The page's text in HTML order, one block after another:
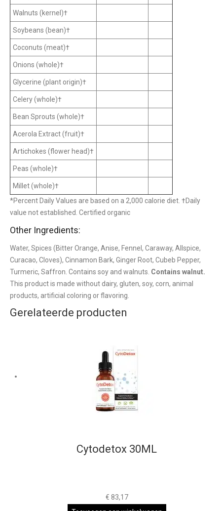
Walnuts (kernel)†
Soybeans (bean)†
Coconuts (meat)†
Onions (whole)†
Glycerine (plant origin)†
Celery (whole)†
Bean Sprouts (whole)†
Acerola Extract (fruit)†
Artichokes (flower head)†
Peas (whole)†
Millet (whole)†
*Percent Daily Values are based on a 2,000 calorie diet. †Daily
value not established. Certified organic
Other Ingredients:
Water, Spices (Bitter Orange, Anise, Fennel, Caraway, Allspice,
Curacao, Cloves), Cinnamon Bark, Ginger Root, Cubeb Pepper,
Turmeric, Saffron. Contains soy and walnuts. Contains walnut.
This product is made without dairy, gluten, soy, corn, animal
products, artificial coloring or flavoring.
Gerelateerde producten
Cytodetox 30ML
€ 83,17